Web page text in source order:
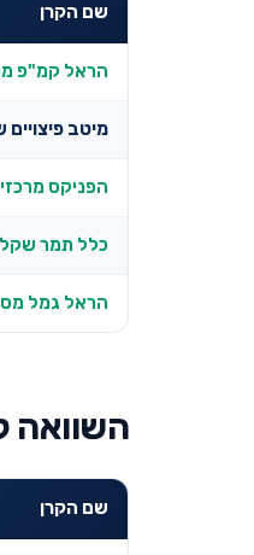
שם הקרן
הראל קמ"פ
מיטב פיצויים
הפניקס
כלל תמר
הראל גמל
השוואה
שם הקרן